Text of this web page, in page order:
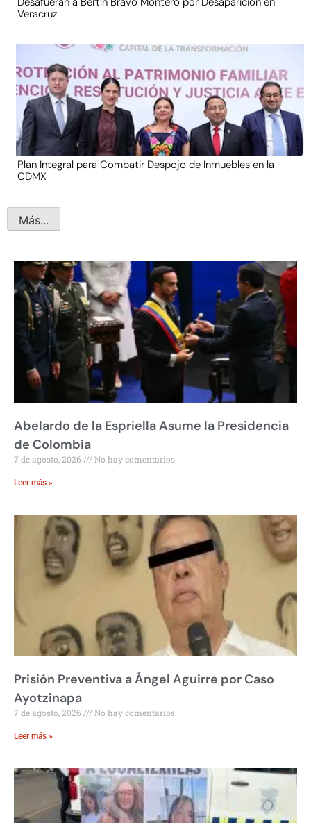
Veracruz
Plan Integral para Combatir Despojo de Inmuebles en la
CDMX
Más...
Abelardo de la Espriella Asume la Presidencia
de Colombia
7 de agosto, 2026 No hay comentarios
Leer más »
Prisión Preventiva a Ángel Aguirre por Caso
Ayotzinapa
7 de agosto, 2026 No hay comentarios
Leer más »